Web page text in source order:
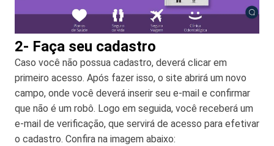
2- Faça seu cadastro
Caso você não possua cadastro, deverá clicar em
primeiro acesso. Após fazer isso, o site abrirá um novo
campo, onde você deverá inserir seu e-mail e confirmar
que não é um robô. Logo em seguida, você receberá um
e-mail de verificação, que servirá de acesso para efetivar
o cadastro. Confira na imagem abaixo: